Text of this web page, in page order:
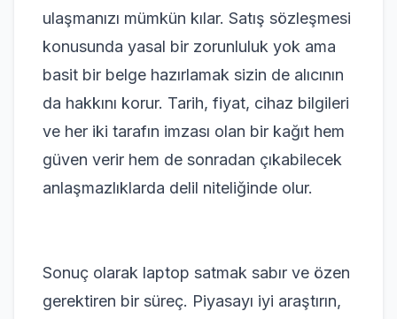
ulaşmanızı mümkün kılar. Satış sözleşmesi
konusunda yasal bir zorunluluk yok ama
basit bir belge hazırlamak sizin de alıcının
da hakkını korur. Tarih, fiyat, cihaz bilgileri
ve her iki tarafın imzası olan bir kağıt hem
güven verir hem de sonradan çıkabilecek
anlaşmazlıklarda delil niteliğinde olur.
Sonuç olarak laptop satmak sabır ve özen
gerektiren bir süreç. Piyasayı iyi araştırın,